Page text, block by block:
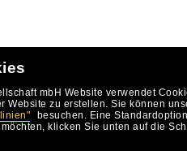
mbH Website verwendet
Website zu erstellen. Sie können
besuchen. Eine
klicken Sie unten auf die